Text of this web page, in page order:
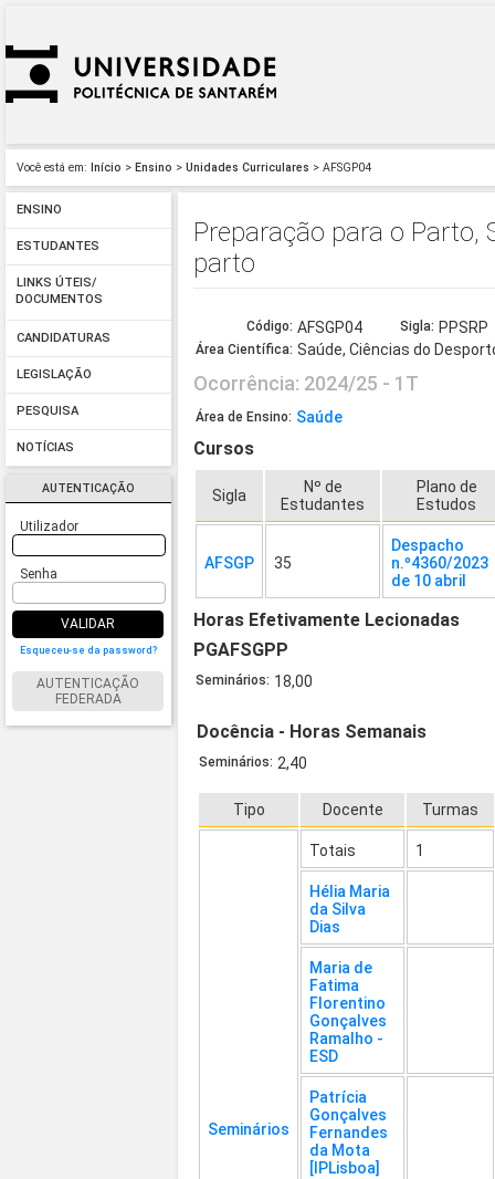
Você está em: Início > Ensino > Unidades Curriculares > AFSGP04
ENSINO
ESTUDANTES
LINKS ÚTEIS/
DOCUMENTOS
CANDIDATURAS
LEGISLAÇÃO
PESQUISA
NOTÍCIAS
AUTENTICAÇÃO
Utilizador
Senha
VALIDAR
Esqueceu-se da password?
AUTENTICAÇÃO
FEDERADA
Preparação para o Parto,
parto
Código: AFSGP04 Sigla: PPSRP
Área Científica: Saúde, Ciências do
Ocorrência: 2024/25 - 1T
Área de Ensino: Saúde
Cursos
Sigla
Nº de
Estudantes
Plano de
Estudos
AFSGP 35
Despacho
n.º4360/2023
de 10 abril
Horas Efetivamente Lecionadas
PGAFSGPP
Seminários: 18,00
Docência - Horas Semanais
Seminários: 2,40
Tipo Docente Turmas
Seminários
Totais 1
Hélia Maria
da Silva
Dias
Maria de
Fatima
Florentino
Gonçalves
Ramalho -
ESD
Patrícia
Gonçalves
Fernandes
da Mota
[IPLisboa]